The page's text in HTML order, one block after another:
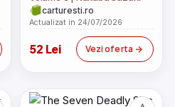
carturesti.ro
Actualizat in 24/07/2026
52 Lei Vezi oferta